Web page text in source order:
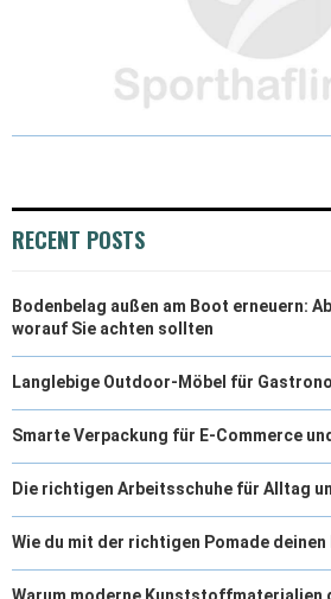
RECENT POSTS
Bodenbelag außen am Boot erneuern:
worauf Sie achten sollten
Langlebige Outdoor-Möbel für
Smarte Verpackung für E-Commerce
Die richtigen Arbeitsschuhe für Alltag
Wie du mit der richtigen Pomade
Warum moderne Kunststoffmaterialien